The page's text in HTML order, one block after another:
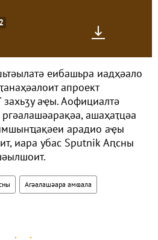
еибашьра иадҳәало
апроект
аҿы. Аофициалтә
ашаҳаҭцәа
арадио аҿы
иара убас Sputnik Аԥсны
Агәалашәара амҩала